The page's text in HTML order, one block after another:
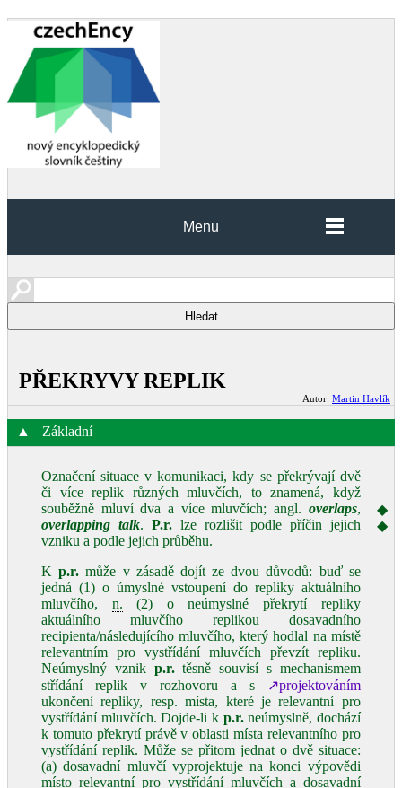
Menu
PŘEKRYVY REPLIK
Autor: Martin Havlík
▲ Základní
Označení situace v komunikaci, kdy se překrývají dvě
či více replik různých mluvčích, to znamená, když
souběžně mluví dva a více mluvčích; angl. overlaps,
overlapping talk. P.r.lze rozlišit podle příčin jejich
vzniku a podle jejich průběhu.
Kp.r. může v zásadě dojít ze dvou důvodů: buď se
jedná (1) o úmyslné vstoupení do repliky aktuálního
mluvčího, n. (2) o neúmyslné překrytí repliky
aktuálního mluvčího replikou dosavadního
recipienta/následujícího mluvčího, který hodlal na místě
relevantním pro vystřídání mluvčích převzít repliku.
Neúmyslný vznik p.r.těsně souvisí s mechanismem
střídání replik v rozhovoru a s
↗projektováním
ukončení repliky, resp. místa, které je relevantní pro
vystřídání mluvčích. Dojde‑li k p.r.neúmyslně, dochází
k tomuto překrytí právě v oblasti místa relevantního pro
vystřídání replik. Může se přitom jednat o dvě situace:
(a) dosavadní mluvčí vyprojektuje na konci výpovědi
místo relevantní pro vystřídání mluvčích a dosavadní
◆
◆